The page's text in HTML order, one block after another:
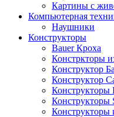
Картины с
Компьютерная
Наушники
Конструкторы
Bauer Кроха
Констркторы
Конструктор
Конструктор
Конструкторы
Конструкторы
Конструкторы